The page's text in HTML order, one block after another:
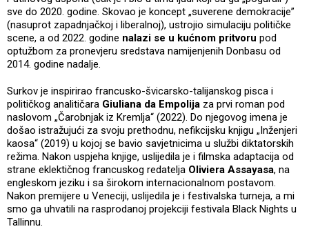
sve do 2020. godine. Skovao je koncept „suverene demokracije”
(nasuprot zapadnjačkoj i liberalnoj), ustrojio simulaciju političke
scene, a od 2022. godine nalazi se u kućnom pritvoru pod
optužbom za pronevjeru sredstava namijenjenih Donbasu od
2014. godine nadalje.
Surkov je inspirirao francusko-švicarsko-talijanskog pisca i
političkog analitičara Giuliana da Empolija za prvi roman pod
naslovom „Čarobnjak iz Kremlja“ (2022). Do njegovog imena je
došao istražujući za svoju prethodnu, nefikcijsku knjigu „Inženjeri
kaosa“ (2019) u kojoj se bavio savjetnicima u službi diktatorskih
režima. Nakon uspjeha knjige, uslijedila je i filmska adaptacija od
strane eklektičnog francuskog redatelja Oliviera Assayasa, na
engleskom jeziku i sa širokom internacionalnom postavom.
Nakon premijere u Veneciji, uslijedila je i festivalska turneja, a mi
smo ga uhvatili na rasprodanoj projekciji festivala Black Nights u
Tallinnu.